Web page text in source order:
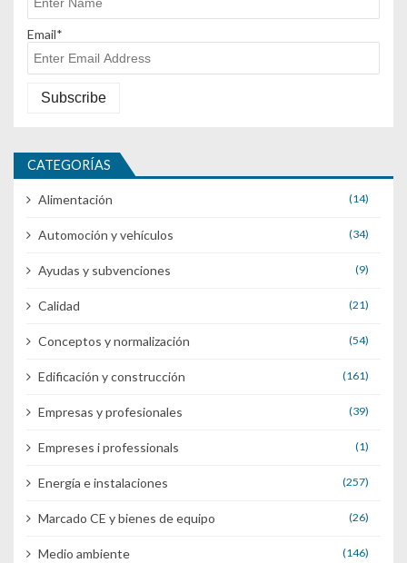
Email*
CATEGORÍAS
Alimentación (14)
Automoción y vehículos (34)
Ayudas y subvenciones (9)
Calidad (21)
Conceptos y normalización (54)
Edificación y construcción (161)
Empresas y profesionales (39)
Empreses i professionals (1)
Energía e instalaciones (257)
Marcado CE y bienes de equipo (26)
Medio ambiente (146)